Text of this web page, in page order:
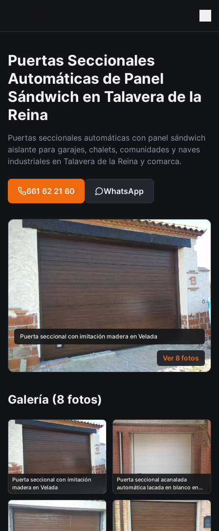
Puertas Seccionales
Automáticas de Panel
Sándwich en Talavera de la
Reina
Puertas seccionales automáticas con panel sándwich
aislante para garajes, chalets, comunidades y naves
industriales en Talavera de la Reina y comarca.
661 62 21 60 WhatsApp
Ver8fotos
Puerta seccional con imitación madera en Velada
Galería (8 fotos)
Puerta seccional con imitación
madera en Velada
Puerta seccional acanalada
automática lacada en blanco en
Talavera de la Reina